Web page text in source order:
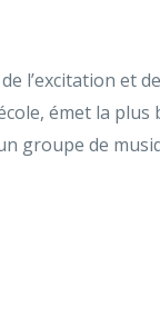
l’excitation et
émet la plus
groupe de